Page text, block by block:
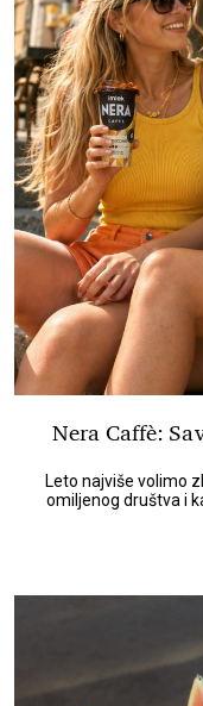
Nera Caffè:
Leto najviše volimo
omiljenog društva i